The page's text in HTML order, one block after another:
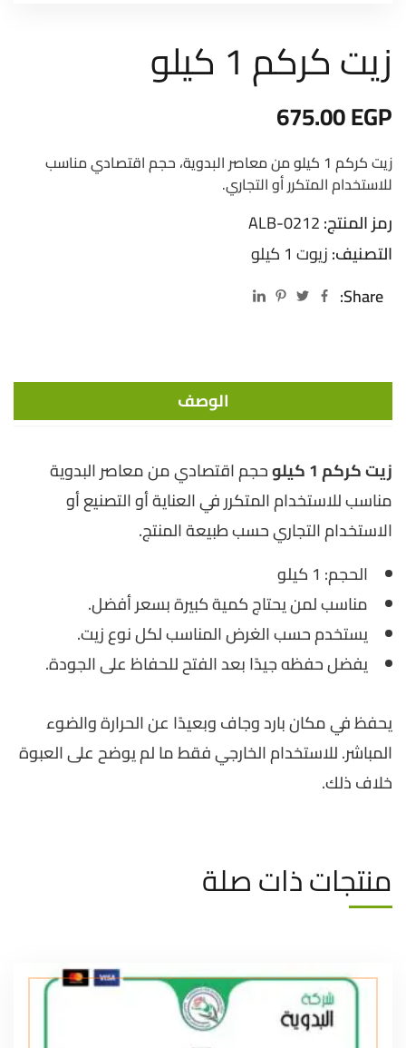
زيت كركم 1 كيلو
675.00EGP
زيت كركم 1 كيلو من معاصر البدوية، حجم اقتصادي مناسب
للاستخدام المتكرر أو التجاري.
رمز المنتج:ALB-0212
التصنيف:زيوت 1 كيلو
Share:
الوصف
زيت كركم 1 كيلو
حجم اقتصادي من معاصر البدوية
مناسب للاستخدام المتكرر في العناية أو التصنيع أو
الاستخدام التجاري حسب طبيعة المنتج.
الحجم: 1 كيلو
مناسب لمن يحتاج كمية كبيرة بسعر أفضل.
يستخدم حسب الغرض المناسب لكل نوع زيت.
يفضل حفظه جيدًا بعد الفتح للحفاظ على الجودة.
يحفظ في مكان بارد وجاف وبعيدًا عن الحرارة والضوء
المباشر. للاستخدام الخارجي فقط ما لم يوضح على العبوة
خلاف ذلك.
منتجات ذات صلة